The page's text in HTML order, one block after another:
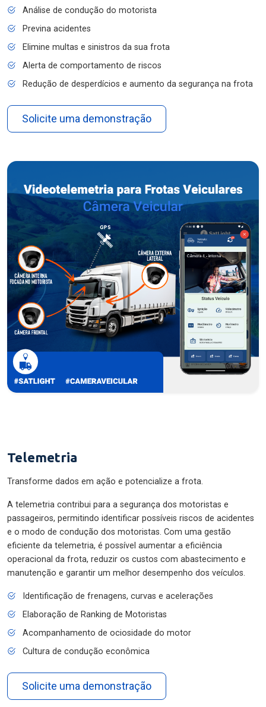
Análise de condução do motorista
Previna acidentes
Elimine multas e sinistros da sua frota
Alerta de comportamento de riscos
Redução de desperdícios e aumento da segurança na frota
Solicite uma demonstração
Telemetria
Transforme dados em ação e potencialize a frota.
A telemetria contribui para a segurança dos motoristas e
passageiros, permitindo identificar possíveis riscos de acidentes
e o modo de condução dos motoristas. Com uma gestão
eficiente da telemetria, é possível aumentar a eficiência
operacional da frota, reduzir os custos com abastecimento e
manutenção e garantir um melhor desempenho dos veículos.
Identificação de frenagens, curvas e acelerações
Elaboração de Ranking de Motoristas
Acompanhamento de ociosidade do motor
Cultura de condução econômica
Solicite uma demonstração